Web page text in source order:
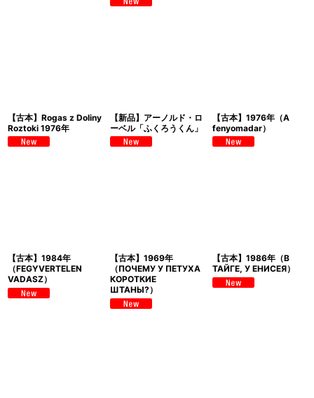
【古本】Rogas z Doliny
Roztoki 1976年
【新品】アーノルド・ロ
ーベル「ふくろうくん」
【古本】1976年（A
fenyomadar）
【古本】1984年
（FEGYVERTELEN
VADASZ）
【古本】1969年
（ПОЧЕМУ У ПЕТУХА
КОРОТКИЕ
ШТАНЫ?）
【古本】1986年（В
ТАЙГЕ, У ЕНИСЕЯ）